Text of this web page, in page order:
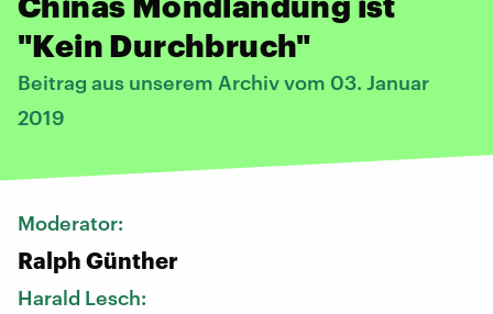
"Kein Durchbruch"
Beitrag aus unserem Archiv vom 03. Januar
2019
Moderator:
Ralph Günther
Harald Lesch: